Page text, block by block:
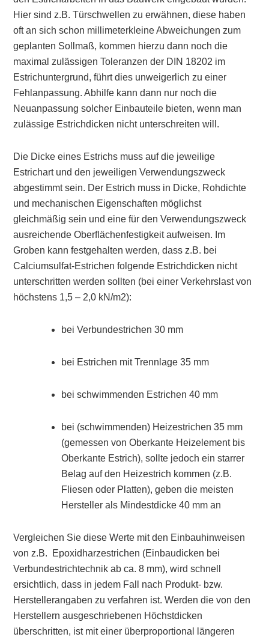
Hier sind z.B. Türschwellen zu erwähnen, diese haben
oft an sich schon millimeterkleine Abweichungen zum
geplanten Sollmaß, kommen hierzu dann noch die
maximal zulässigen Toleranzen der DIN 18202 im
Estrichuntergrund, führt dies unweigerlich zu einer
Fehlanpassung. Abhilfe kann dann nur noch die
Neuanpassung solcher Einbauteile bieten, wenn man
zulässige Estrichdicken nicht unterschreiten will.
Die Dicke eines Estrichs muss auf die jeweilige
Estrichart und den jeweiligen Verwendungszweck
abgestimmt sein. Der Estrich muss in Dicke, Rohdichte
und mechanischen Eigenschaften möglichst
gleichmäßig sein und eine für den Verwendungszweck
ausreichende Oberflächenfestigkeit aufweisen. Im
Groben kann festgehalten werden, dass z.B. bei
Calciumsulfat-Estrichen folgende Estrichdicken nicht
unterschritten werden sollten (bei einer Verkehrslast von
höchstens 1,5 – 2,0 kN/m2):
bei Verbundestrichen 30 mm
bei Estrichen mit Trennlage 35 mm
bei schwimmenden Estrichen 40 mm
bei (schwimmenden) Heizestrichen 35 mm
(gemessen von Oberkante Heizelement bis
Oberkante Estrich), sollte jedoch ein starrer
Belag auf den Heizestrich kommen (z.B.
Fliesen oder Platten), geben die meisten
Hersteller als Mindestdicke 40 mm an
Vergleichen Sie diese Werte mit den Einbauhinweisen
von z.B. Epoxidharzestrichen (Einbaudicken bei
Verbundestrichtechnik ab ca. 8 mm), wird schnell
ersichtlich, dass in jedem Fall nach Produkt- bzw.
Herstellerangaben zu verfahren ist. Werden die von den
Herstellern ausgeschriebenen Höchstdicken
überschritten, ist mit einer überproportional längeren